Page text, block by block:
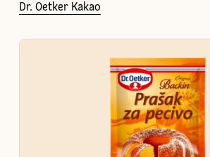
Dr. Oetker Kakao